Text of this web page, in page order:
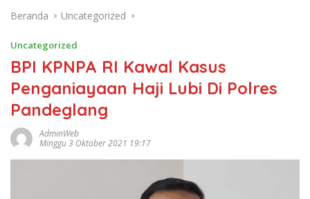
Beranda Uncategorized
Uncategorized
BPI KPNPA RI Kawal Kasus
Penganiayaan Haji Lubi Di Polres
Pandeglang
AdminWeb
Minggu 3 Oktober 2021 19:17